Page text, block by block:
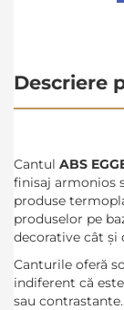
Descriere
Cantul ABS
finisaj armonios
produse
produselor pe
decorative cât şi
Canturile oferă
indiferent că
sau